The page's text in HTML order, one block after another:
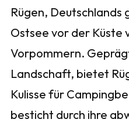
Rügen, Deutschlands
Ostsee vor der Küste
Vorpommern.
Landschaft, bietet
Kulisse für
besticht durch ihre